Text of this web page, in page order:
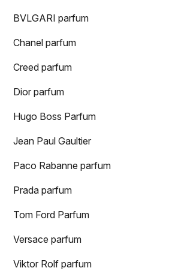
BVLGARI parfum
Chanel parfum
Creed parfum
Dior parfum
Hugo Boss Parfum
Jean Paul Gaultier
Paco Rabanne parfum
Prada parfum
Tom Ford Parfum
Versace parfum
Viktor Rolf parfum